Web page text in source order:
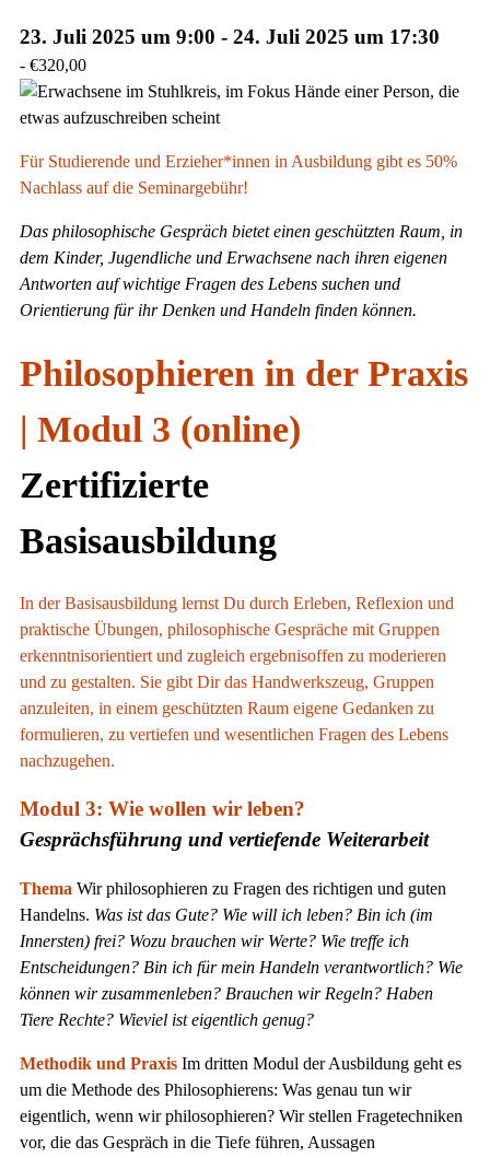
23. Juli 2025 um 9:00 - 24. Juli 2025 um 17:30
- €320,00
Für Studierende und Erzieher*innen in Ausbildung gibt es 50%
Nachlass auf die Seminargebühr!
Das philosophische Gespräch bietet einen geschützten Raum, in
dem Kinder, Jugendliche und Erwachsene nach ihren eigenen
Antworten auf wichtige Fragen des Lebens suchen und
Orientierung für ihr Denken und Handeln finden können.
Philosophieren in der Praxis
| Modul 3 (online)
Zertifizierte
Basisausbildung
In der Basisausbildung lernst Du durch Erleben, Reflexion und
praktische Übungen, philosophische Gespräche mit Gruppen
erkenntnisorientiert und zugleich ergebnisoffen zu moderieren
und zu gestalten. Sie gibt Dir das Handwerkszeug, Gruppen
anzuleiten, in einem geschützten Raum eigene Gedanken zu
formulieren, zu vertiefen und wesentlichen Fragen des Lebens
nachzugehen.
Modul 3: Wie wollen wir leben?
Gesprächsführung und vertiefende Weiterarbeit
Thema Wir philosophieren zu Fragen des richtigen und guten
Handelns. Was ist das Gute? Wie will ich leben? Bin ich (im
Innersten) frei? Wozu brauchen wir Werte? Wie treffe ich
Entscheidungen? Bin ich für mein Handeln verantwortlich? Wie
können wir zusammenleben? Brauchen wir Regeln? Haben
Tiere Rechte? Wieviel ist eigentlich genug?
Methodik und Praxis Im dritten Modul der Ausbildung geht es
um die Methode des Philosophierens: Was genau tun wir
eigentlich, wenn wir philosophieren? Wir stellen Fragetechniken
vor, die das Gespräch in die Tiefe führen, Aussagen